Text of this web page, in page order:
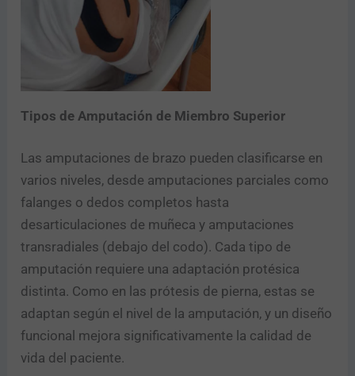
Tipos de Amputación de Miembro Superior
Las amputaciones de brazo pueden clasificarse en
varios niveles, desde amputaciones parciales como
falanges o dedos completos hasta
desarticulaciones de muñeca y amputaciones
transradiales (debajo del codo). Cada tipo de
amputación requiere una adaptación protésica
distinta. Como en las prótesis de pierna, estas se
adaptan según el nivel de la amputación, y un diseño
funcional mejora significativamente la calidad de
vida del paciente.